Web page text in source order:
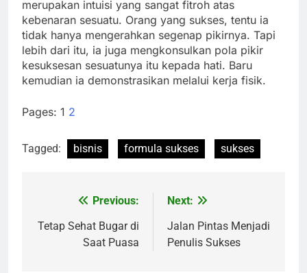
merupakan intuisi yang sangat fitroh atas
kebenaran sesuatu. Orang yang sukses, tentu ia
tidak hanya mengerahkan segenap pikirnya. Tapi
lebih dari itu, ia juga mengkonsulkan pola pikir
kesuksesan sesuatunya itu kepada hati. Baru
kemudian ia demonstrasikan melalui kerja fisik.
Pages: 1 2
Tagged: bisnis formula sukses sukses
Navigasi
pos
Previous:
Tetap Sehat Bugar di
Saat Puasa
Next:
Jalan Pintas Menjadi
Penulis Sukses